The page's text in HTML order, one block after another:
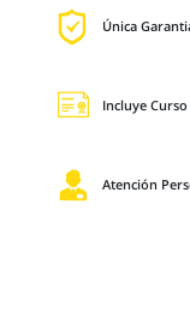
Única
Incluye
Atención